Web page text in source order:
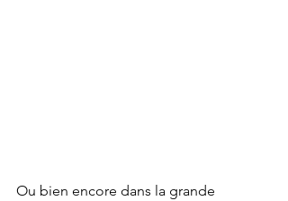
Ou bien encore dans la grande